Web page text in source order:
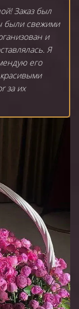
Заказ был
были свежими
и
Я
его
за их